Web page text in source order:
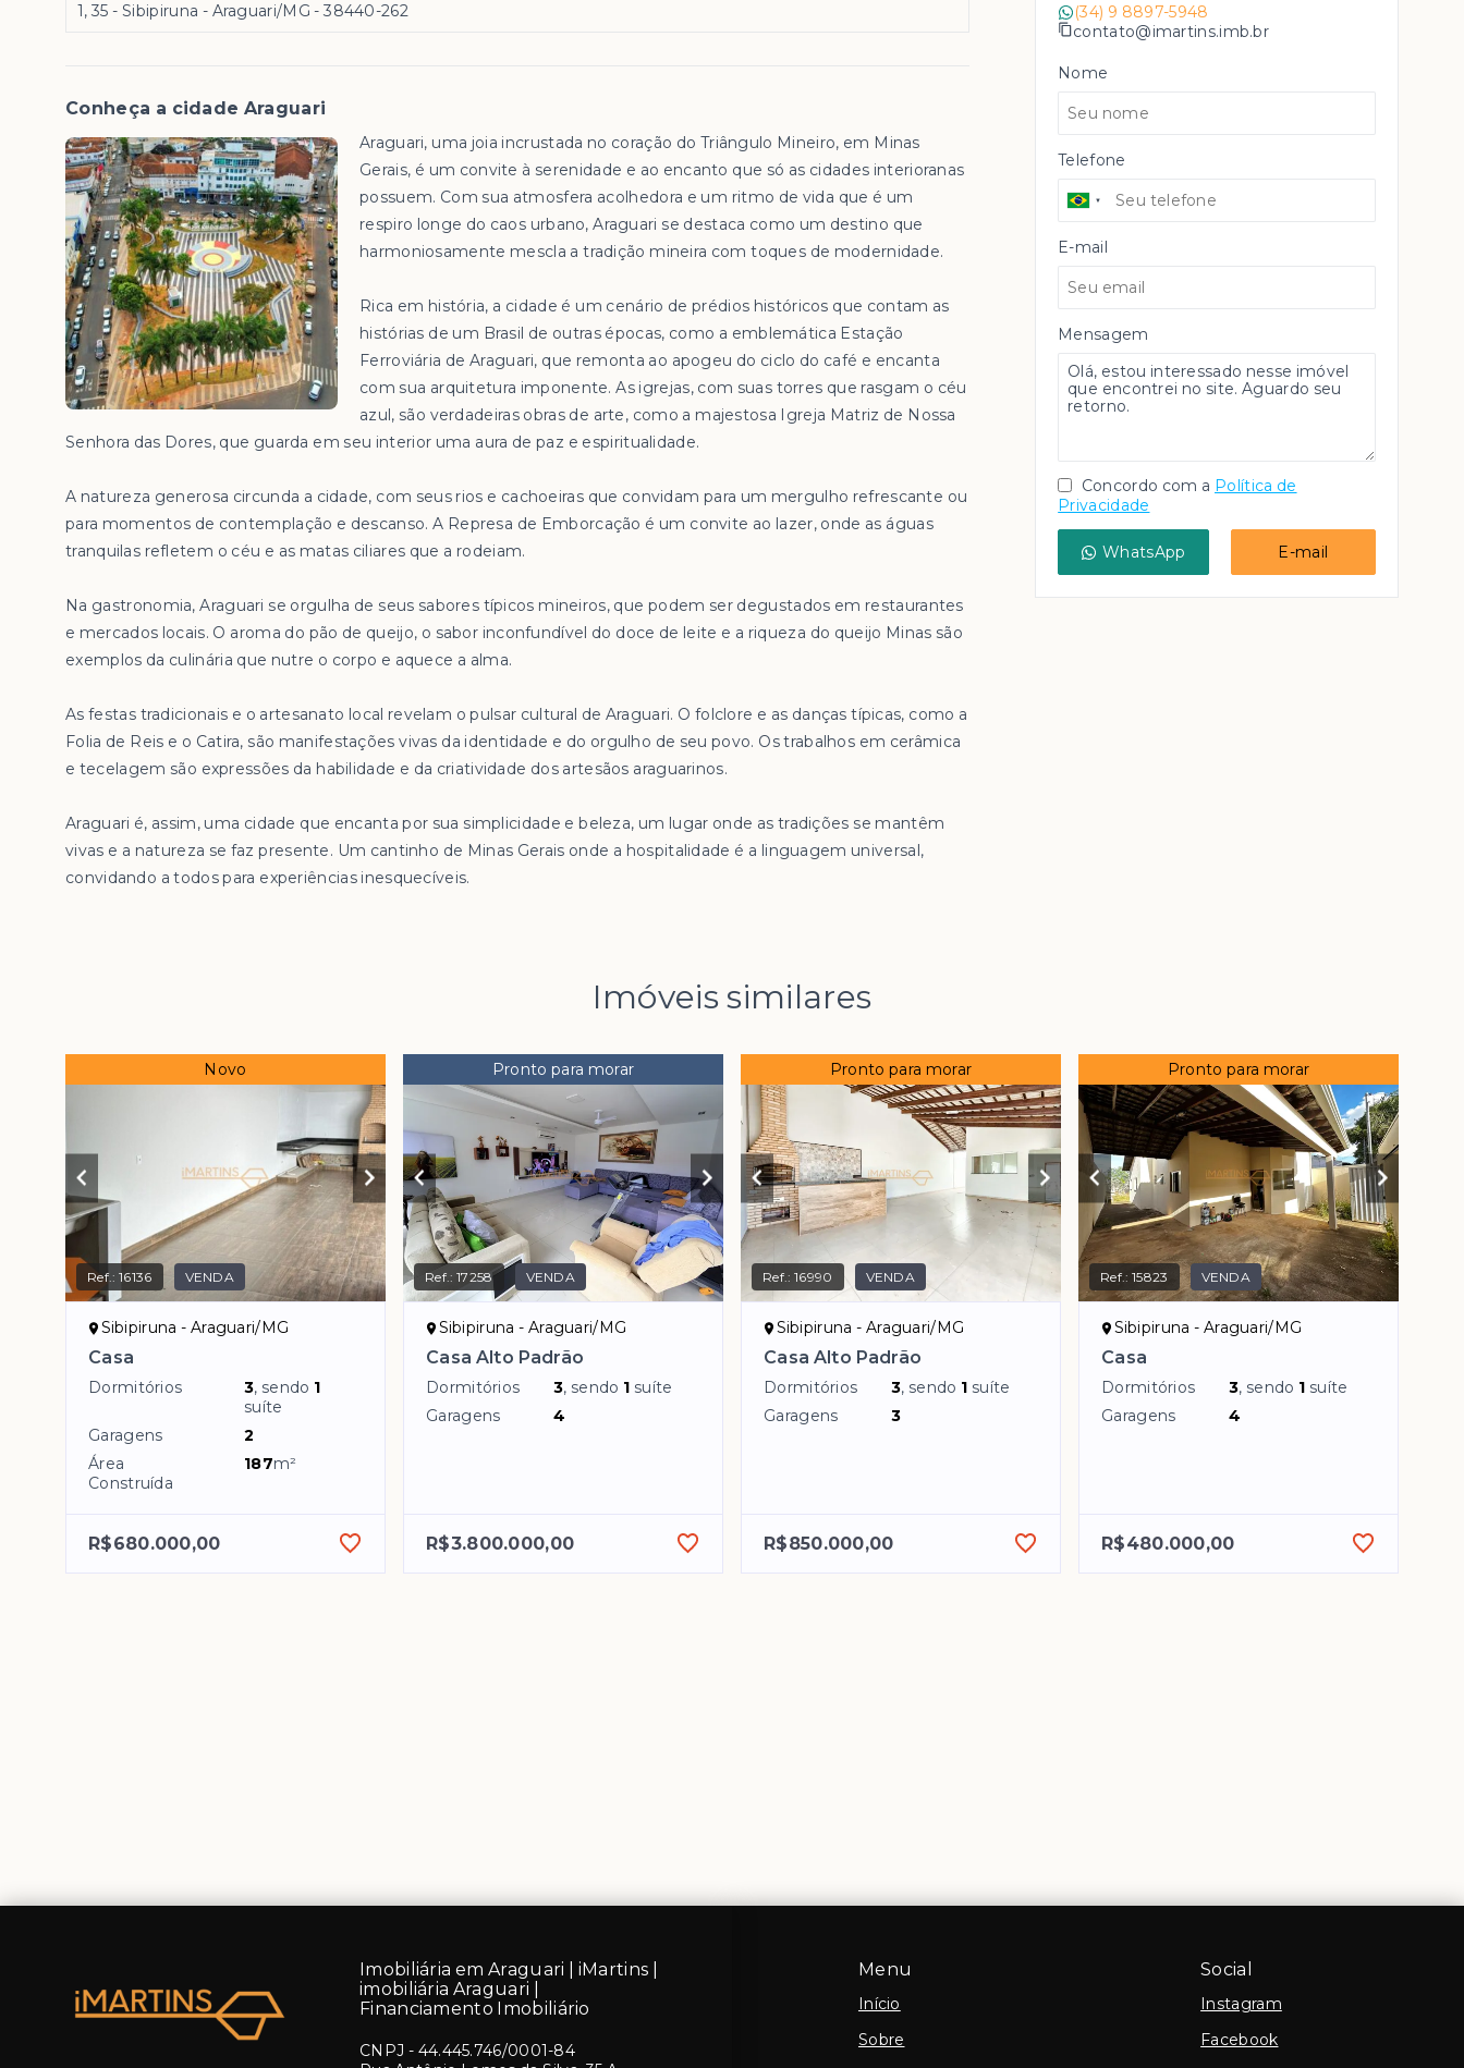
1, 35 - Sibipiruna - Araguari/MG - 38440-262
Conheça a cidade Araguari
Araguari, uma joia incrustada no coração do Triângulo Mineiro, em Minas
Gerais, é um convite à serenidade e ao encanto que só as cidades interioranas
possuem. Com sua atmosfera acolhedora e um ritmo de vida que é um
respiro longe do caos urbano, Araguari se destaca como um destino que
harmoniosamente mescla a tradição mineira com toques de modernidade.
Rica em história, a cidade é um cenário de prédios históricos que contam as
histórias de um Brasil de outras épocas, como a emblemática Estação
Ferroviária de Araguari, que remonta ao apogeu do ciclo do café e encanta
com sua arquitetura imponente. As igrejas, com suas torres que rasgam o céu
azul, são verdadeiras obras de arte, como a majestosa Igreja Matriz de Nossa
Senhora das Dores, que guarda em seu interior uma aura de paz e espiritualidade.
A natureza generosa circunda a cidade, com seus rios e cachoeiras que convidam para um mergulho refrescante ou
para momentos de contemplação e descanso. A Represa de Emborcação é um convite ao lazer, onde as águas
tranquilas refletem o céu e as matas ciliares que a rodeiam.
Na gastronomia, Araguari se orgulha de seus sabores típicos mineiros, que podem ser degustados em restaurantes
e mercados locais. O aroma do pão de queijo, o sabor inconfundível do doce de leite e a riqueza do queijo Minas são
exemplos da culinária que nutre o corpo e aquece a alma.
As festas tradicionais e o artesanato local revelam o pulsar cultural de Araguari. O folclore e as danças típicas, como a
Folia de Reis e o Catira, são manifestações vivas da identidade e do orgulho de seu povo. Os trabalhos em cerâmica
e tecelagem são expressões da habilidade e da criatividade dos artesãos araguarinos.
Araguari é, assim, uma cidade que encanta por sua simplicidade e beleza, um lugar onde as tradições se mantêm
vivas e a natureza se faz presente. Um cantinho de Minas Gerais onde a hospitalidade é a linguagem universal,
convidando a todos para experiências inesquecíveis.
(34) 9 8897-5948
contato@imartins.imb.br
Nome
Telefone
E-mail
Mensagem
Concordo com a Política de
Privacidade
WhatsApp E-mail
Imóveis similares
Novo
Ref.:16136 VENDA
Sibipiruna - Araguari/MG
Casa
Dormitórios 3, sendo 1
suíte
Garagens
2
Área
Construída
187m²
R$680.000,00
Pronto para morar
Ref.:17258 VENDA
Sibipiruna - Araguari/MG
Casa Alto Padrão
Dormitórios 3, sendo 1 suíte
Garagens
4
R$3.800.000,00
Pronto para morar
Ref.:16990 VENDA
Sibipiruna - Araguari/MG
Casa Alto Padrão
Dormitórios 3, sendo 1 suíte
Garagens
3
R$850.000,00
Pronto para morar
Ref.:15823 VENDA
Sibipiruna - Araguari/MG
Casa
Dormitórios 3, sendo 1 suíte
Garagens
4
R$480.000,00
Menu
Início
Sobre
Social
Instagram
Facebook
Imobiliária em Araguari | iMartins |
imobiliária Araguari |
Financiamento Imobiliário
CNPJ - 44.445.746/0001-84